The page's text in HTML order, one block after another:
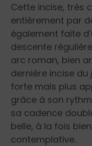
Cette incise, très
entièrement par
également faite
descente
arc roman, bien
dernière incise du
forte mais plus
grâce à son
sa cadence
belle, à la fois
contemplative.